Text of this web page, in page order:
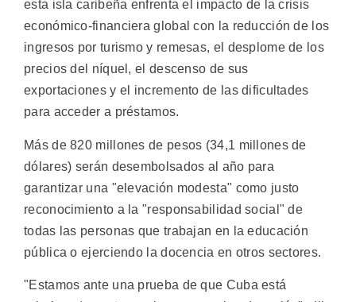
esta isla caribeña enfrenta el impacto de la crisis
económico-financiera global con la reducción de los
ingresos por turismo y remesas, el desplome de los
precios del níquel, el descenso de sus
exportaciones y el incremento de las dificultades
para acceder a préstamos.
Más de 820 millones de pesos (34,1 millones de
dólares) serán desembolsados al año para
garantizar una "elevación modesta" como justo
reconocimiento a la "responsabilidad social" de
todas las personas que trabajan en la educación
pública o ejerciendo la docencia en otros sectores.
"Estamos ante una prueba de que Cuba está